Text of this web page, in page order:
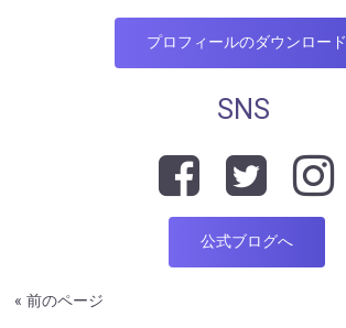
プロフィールのダウンロード
SNS
公式ブログへ
« 前のページ